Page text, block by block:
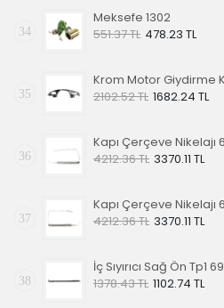
34
Meksefe 1302
551.37 TL 478.23 TL
35
2102.52 TL 1682.24 TL
36
4212.36 TL 3370.11 TL
37
4212.36 TL 3370.11 TL
38
İç Sıyırıcı Sağ Ön Tp1 69
1378.43 TL 1102.74 TL